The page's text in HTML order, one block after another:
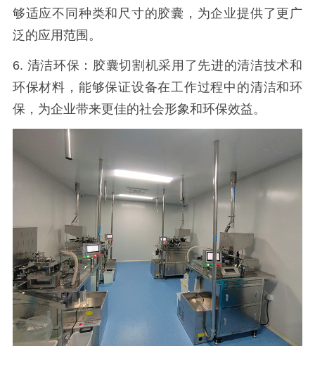
够适应不同种类和尺寸的胶囊，为企业提供了更广
泛的应用范围。
6. 清洁环保：胶囊切割机采用了先进的清洁技术和
环保材料，能够保证设备在工作过程中的清洁和环
保，为企业带来更佳的社会形象和环保效益。